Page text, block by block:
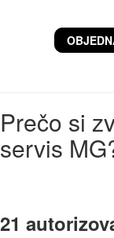
Prečo si
servis
21